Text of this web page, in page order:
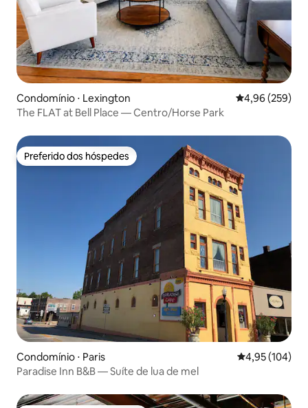
Condomínio ⋅ Lexington 4,96 de uma
4,96 (259)
The FLAT at Bell Place — Centro/Horse Park
Preferido dos hóspedes
Preferido dos hóspedes
Condomínio ⋅ Paris 4,95 de uma
4,95 (104)
Paradise Inn B&B — Suíte de lua de mel